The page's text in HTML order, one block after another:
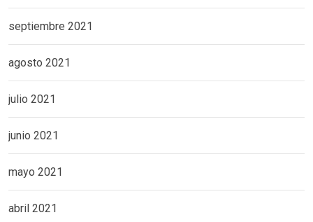
septiembre 2021
agosto 2021
julio 2021
junio 2021
mayo 2021
abril 2021